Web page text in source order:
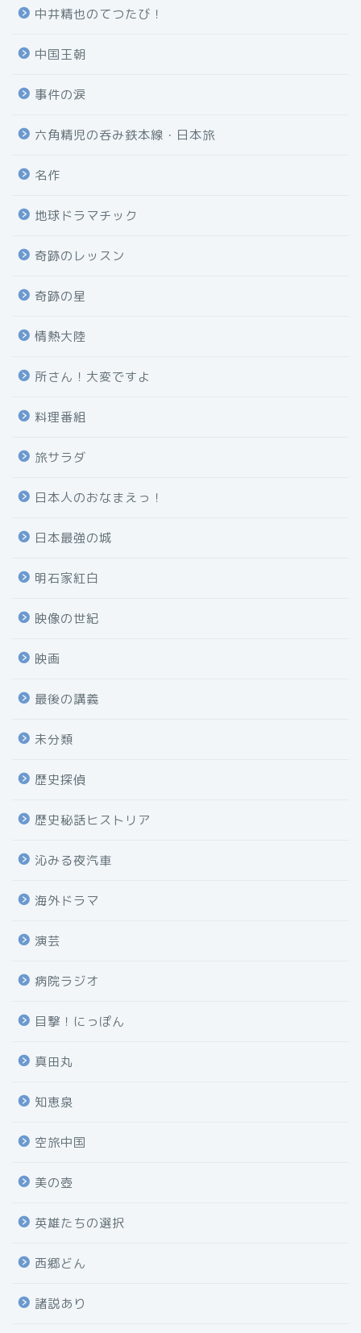
中井精也のてつたび！
中国王朝
事件の涙
六角精児の呑み鉄本線・日本旅
名作
地球ドラマチック
奇跡のレッスン
奇跡の星
情熱大陸
所さん！大変ですよ
料理番組
旅サラダ
日本人のおなまえっ！
日本最強の城
明石家紅白
映像の世紀
映画
最後の講義
未分類
歴史探偵
歴史秘話ヒストリア
沁みる夜汽車
海外ドラマ
演芸
病院ラジオ
目撃！にっぽん
真田丸
知恵泉
空旅中国
美の壺
英雄たちの選択
西郷どん
諸説あり